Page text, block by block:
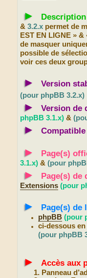
►
& 3.2.x permet de
EST EN LIGNE »
de masquer
possible de
voir ces deux
► Version
(pour phpBB 3.2.x)
►
Version de
phpBB 3.1.x) &
► Compatible
► Page(s)
3.1.x) & (pour
► Page(s) de
Extensions (pour
► Page(s) de
phpBB (pour
ci-dessous
(pour phpBB
► Accès aux
Panneau